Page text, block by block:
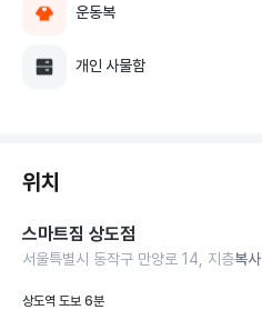
운동복
개인 사물함
위치
스마트짐 상도점
서울특별시 동작구 만양로 14, 지층복사
상도역 도보 6분